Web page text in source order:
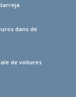
dans de
de voitures